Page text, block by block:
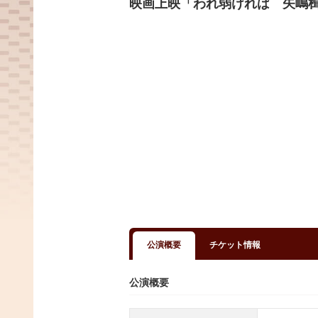
映画上映「われ弱ければ 矢嶋
公演概要 チケット情報
公演概要